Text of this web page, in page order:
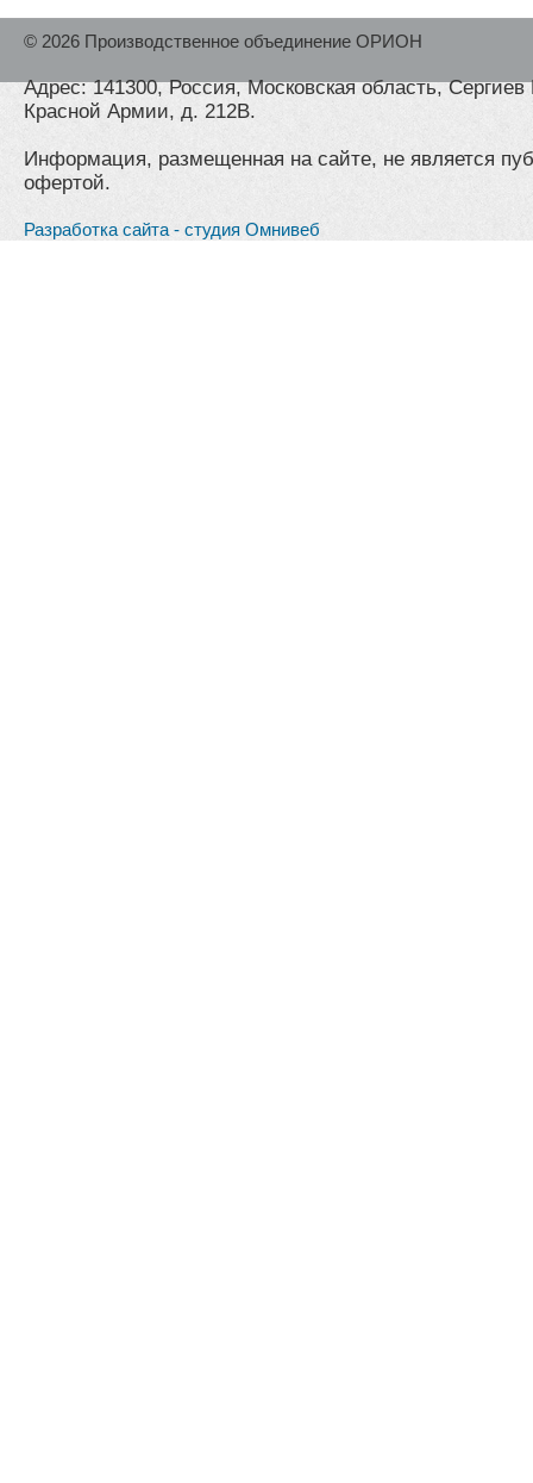
© 2026 Производственное объединение ОРИОН
Адрес: 141300, Россия, Московская область,
Красной Армии, д. 212В.
Информация, размещенная на сайте, не является
офертой.
Разработка сайта - студия Омнивеб